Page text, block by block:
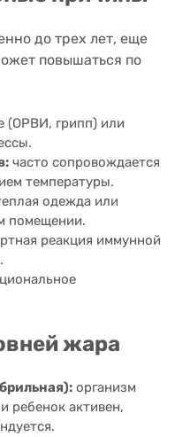
до трех лет, еще
повышаться по
(ОРВИ, грипп) или
часто сопровождается
температуры.
одежда или
помещении.
реакция иммунной
жара
организм
ребенок активен,